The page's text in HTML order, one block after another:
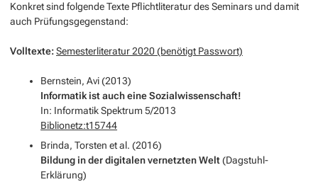
Konkret sind folgende Texte Pflichtliteratur des Seminars und damit
auch Prüfungsgegenstand:
Volltexte:Semesterliteratur 2020 (benötigt Passwort)
Bernstein, Avi (2013)
Informatik ist auch eine Sozialwissenschaft!
In: Informatik Spektrum 5/2013
Biblionetz:t15744
Brinda, Torsten et al. (2016)
Bildung in der digitalen vernetzten Welt(Dagstuhl-
Erklärung)